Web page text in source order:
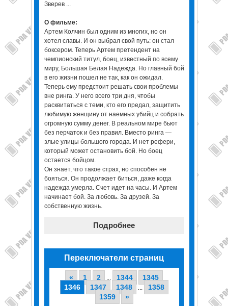
Зверев ...
О фильме:
Артем Колчин был одним из многих, но он
хотел славы. И он выбрал свой путь: он стал
боксером. Теперь Артем претендент на
чемпионский титул, боец, известный по всему
миру, Большая Белая Надежда. Но главный бой
в его жизни пошел не так, как он ожидал.
Теперь ему предстоит решать свои проблемы
вне ринга. У него всего три дня, чтобы
расквитаться с теми, кто его предал, защитить
любимую женщину от наемных убийц и собрать
огромную сумму денег. В реальном мире бьют
без перчаток и без правил. Вместо ринга —
злые улицы большого города. И нет рефери,
который может остановить бой. Но боец
остается бойцом.
Он знает, что такое страх, но способен не
бояться. Он продолжает биться, даже когда
надежда умерла. Счет идет на часы. И Артем
начинает бой. За любовь. За друзей. За
собственную жизнь.
Подробнее
Переключатели страниц
« 1 2 ... 1344
1345
1346
1347 1348 ...
1358
1359
»